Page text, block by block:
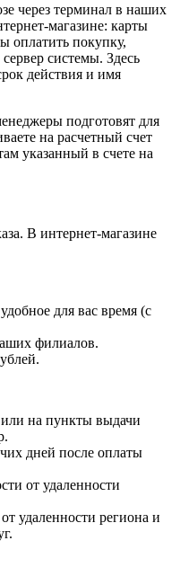
через терминал в наших
магазине: карты
оплатить покупку,
системы. Здесь
действия и имя
подготовят для
на расчетный счет
указанный в счете на
В интернет-магазине
для вас время (с
филиалов.
на пункты выдачи
дней после оплаты
от удаленности
удаленности региона и